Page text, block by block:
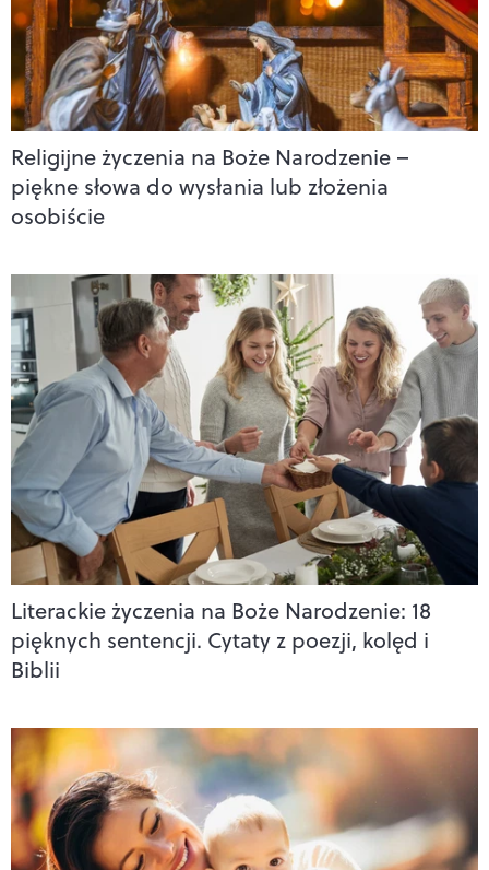
Religijne życzenia na Boże Narodzenie –
piękne słowa do wysłania lub złożenia
osobiście
Literackie życzenia na Boże Narodzenie: 18
pięknych sentencji. Cytaty z poezji, kolęd i
Biblii